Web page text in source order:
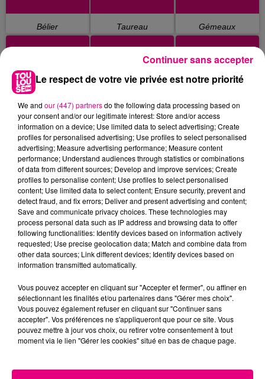
Bélier Taureau Gémeaux
Cancer Lion Vierge
Balance Scorpion Sagittaire
Capricorne Verseau Poissons
Le respect de votre vie privée est notre priorité
We and our (447) partnersdo the following data processing based on
your consent and/or our legitimate interest: Store and/or access
information on a device; Use limited data to select advertising; Create
profiles for personalised advertising; Use profiles to select personalised
advertising; Measure advertising performance; Measure content
performance; Understand audiences through statistics or combinations
of data from different sources; Develop and improve services; Create
profiles to personalise content; Use profiles to select personalised
content; Use limited data to select content; Ensure security, prevent and
detect fraud, and fix errors; Deliver and present advertising and content;
Save and communicate privacy choices. These technologies may
process personal data such as IP address and browsing data to offer
following functionalities: Identify devices based on information actively
requested; Use precise geolocation data; Match and combine data from
other data sources; Link different devices; Identify devices based on
information transmitted automatically.
Vous pouvez accepter en cliquant sur "Accepter et fermer", ou affiner en
sélectionnant les finalités et/ou partenaires dans "Gérer mes choix".
Vous pouvez également refuser en cliquant sur "Continuer sans
accepter". Vos préférences ne s'appliqueront que pour ce site. Vous
pouvez mettre à jour vos choix, ou retirer votre consentement à tout
moment via le lien "Gérer les cookies" situé en bas de chaque page.
Continuer sans accepter